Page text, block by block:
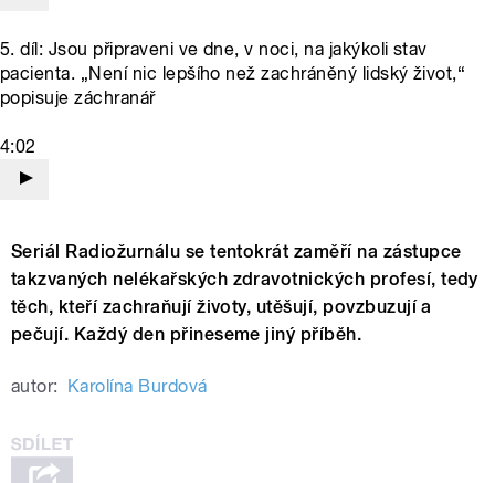
5. díl: Jsou připraveni ve dne, v noci, na jakýkoli stav
pacienta. „Není nic lepšího než zachráněný lidský život,“
popisuje záchranář
4:02
Seriál Radiožurnálu se tentokrát zaměří na zástupce
takzvaných nelékařských zdravotnických profesí, tedy
těch, kteří zachraňují životy, utěšují, povzbuzují a
pečují. Každý den přineseme jiný příběh.
autor: Karolína Burdová